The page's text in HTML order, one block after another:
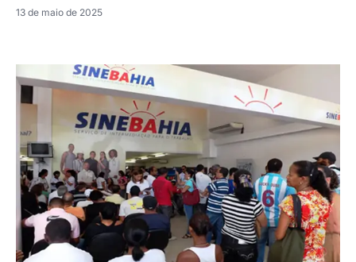
13 de maio de 2025